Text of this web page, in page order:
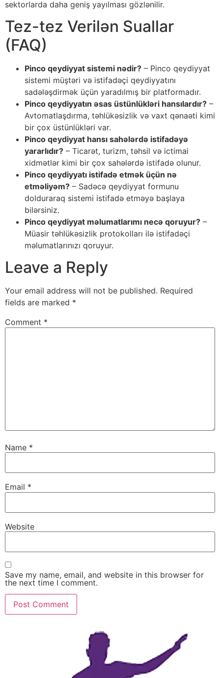
sektorlarda daha geniş yayılması gözlənilir.
Tez-tez Verilən Suallar
(FAQ)
Pinco qeydiyyat sistemi nədir? – Pinco qeydiyyat
sistemi müştəri və istifadəçi qeydiyyatını
sadələşdirmək üçün yaradılmış bir platformadır.
Pinco qeydiyyatın əsas üstünlükləri hansılardır? –
Avtomatlaşdırma, təhlükəsizlik və vaxt qənaəti kimi
bir çox üstünlükləri var.
Pinco qeydiyyat hansı sahələrdə istifadəyə
yararlıdır? – Ticarət, turizm, təhsil və ictimai
xidmətlər kimi bir çox sahələrdə istifadə olunur.
Pinco qeydiyyatı istifadə etmək üçün nə
etməliyəm? – Sadəcə qeydiyyat formunu
dolduraraq sistemi istifadə etməyə başlaya
bilərsiniz.
Pinco qeydiyyat məlumatlarımı necə qoruyur? –
Müasir təhlükəsizlik protokolları ilə istifadəçi
məlumatlarınızı qoruyur.
Leave a Reply
Your email address will not be published. Required
fields are marked *
Comment *
Name *
Email *
Website
Save my name, email, and website in this browser for
the next time I comment.